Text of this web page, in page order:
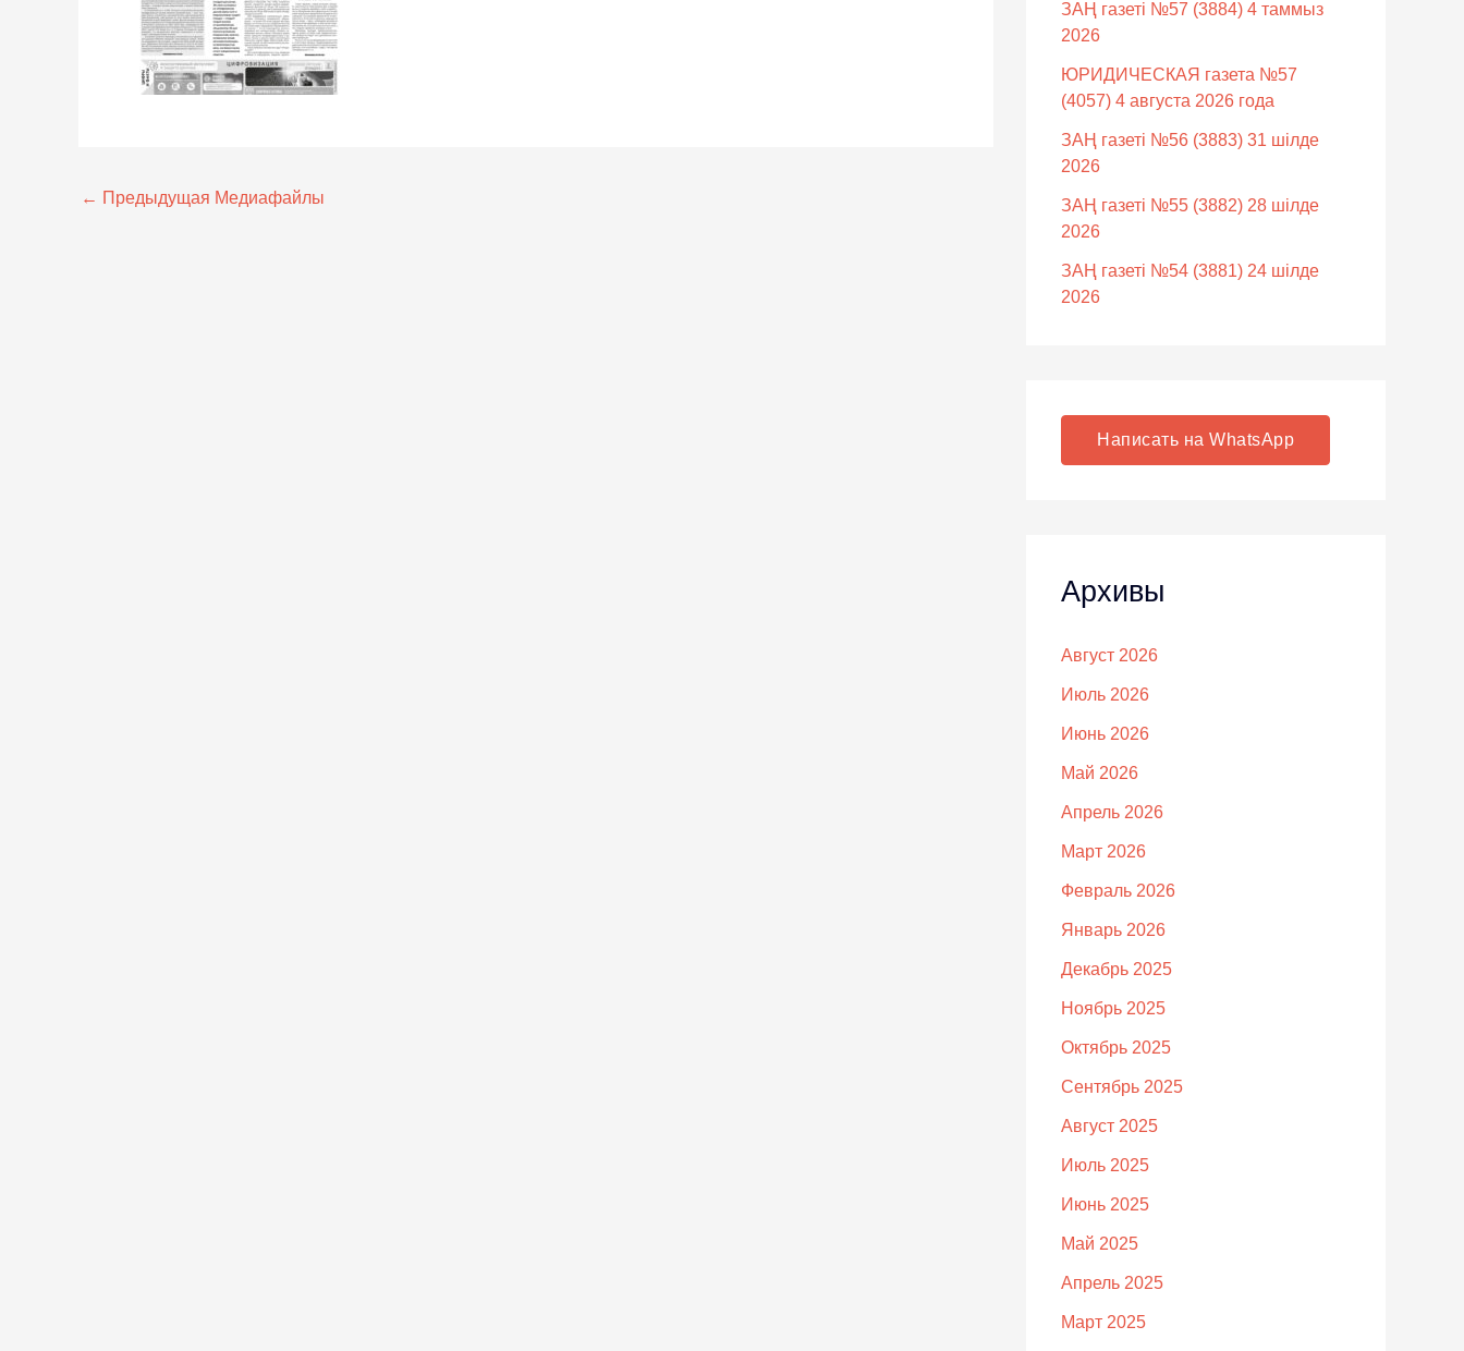
← Предыдущая Медиафайлы
ЗАҢ газеті №57 (3884) 4 таммыз
2026
ЮРИДИЧЕСКАЯ газета №57
(4057) 4 августа 2026 года
ЗАҢ газеті №56 (3883) 31 шілде
2026
ЗАҢ газеті №55 (3882) 28 шілде
2026
ЗАҢ газеті №54 (3881) 24 шілде
2026
Написать на WhatsApp
Архивы
Август 2026
Июль 2026
Июнь 2026
Май 2026
Апрель 2026
Март 2026
Февраль 2026
Январь 2026
Декабрь 2025
Ноябрь 2025
Октябрь 2025
Сентябрь 2025
Август 2025
Июль 2025
Июнь 2025
Май 2025
Апрель 2025
Март 2025